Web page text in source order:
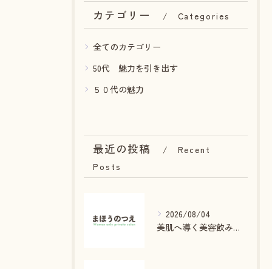
カテゴリー Categories
全てのカテゴリー
50代 魅力を引き出す
５０代の魅力
最近の投稿
Recent
Posts
2026/08/04
美肌へ導く美容飲み物と癒しの秘密